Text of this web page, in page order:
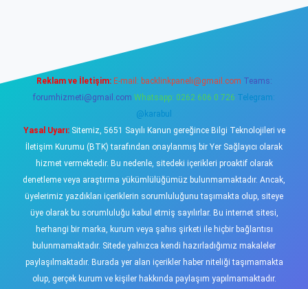
Reklam ve İletişim: E-mail: backlinkpaneli@gmail.com Teams:
forumhizmeti@gmail.com Whatsapp: 0262 606 0 726 Telegram:
@karabul
Yasal Uyarı:Sitemiz, 5651 Sayılı Kanun gereğince Bilgi Teknolojileri ve
İletişim Kurumu (BTK) tarafından onaylanmış bir Yer Sağlayıcı olarak
hizmet vermektedir. Bu nedenle, sitedeki içerikleri proaktif olarak
denetleme veya araştırma yükümlülüğümüz bulunmamaktadır. Ancak,
üyelerimiz yazdıkları içeriklerin sorumluluğunu taşımakta olup, siteye
üye olarak bu sorumluluğu kabul etmiş sayılırlar. Bu internet sitesi,
herhangi bir marka, kurum veya şahıs şirketi ile hiçbir bağlantısı
bulunmamaktadır. Sitede yalnızca kendi hazırladığımız makaleler
paylaşılmaktadır. Burada yer alan içerikler haber niteliği taşımamakta
olup, gerçek kurum ve kişiler hakkında paylaşım yapılmamaktadır.